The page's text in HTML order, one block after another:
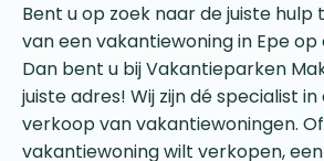
Bent u op zoek naar de juiste hulp
van een vakantiewoning in Epe op
Dan bent u bij Vakantieparken
juiste adres! Wij zijn dé specialist
verkoop van vakantiewoningen.
vakantiewoning wilt verkopen,